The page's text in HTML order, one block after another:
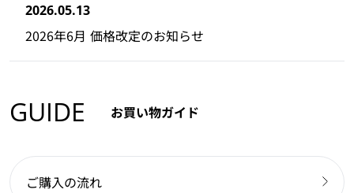
2026.05.13
2026年6月 価格改定のお知らせ
GUIDE お買い物ガイド
ご購入の流れ